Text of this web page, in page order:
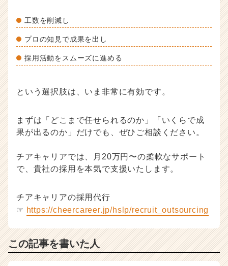
工数を削減し
プロの知見で成果を出し
採用活動をスムーズに進める
という選択肢は、いま非常に有効です。
まずは「どこまで任せられるのか」「いくらで成
果が出るのか」だけでも、ぜひご相談ください。
チアキャリアでは、月20万円〜の柔軟なサポート
で、貴社の採用を本気で支援いたします。
チアキャリアの採用代行
☞ https://cheercareer.jp/hslp/recruit_outsourcing
この記事を書いた人